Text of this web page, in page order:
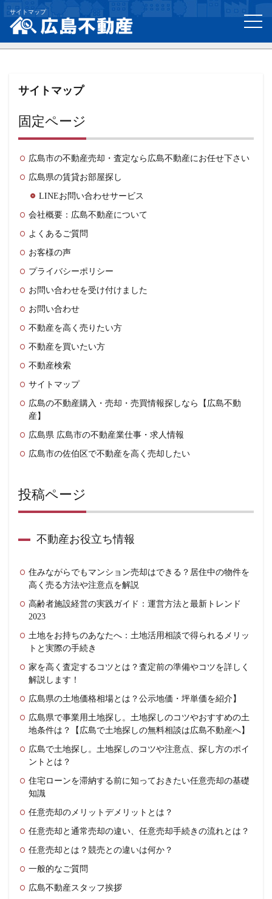
サイトマップ
サイトマップ
固定ページ
広島市の不動産売却・査定なら広島不動産にお任せ下さい
広島県の賃貸お部屋探し
LINEお問い合わせサービス
会社概要：広島不動産について
よくあるご質問
お客様の声
プライバシーポリシー
お問い合わせを受け付けました
お問い合わせ
不動産を高く売りたい方
不動産を買いたい方
不動産検索
サイトマップ
広島の不動産購入・売却・売買情報探しなら【広島不動
産】
広島県 広島市の不動産業仕事・求人情報
広島市の佐伯区で不動産を高く売却したい
投稿ページ
不動産お役立ち情報
住みながらでもマンション売却はできる？居住中の物件を
高く売る方法や注意点を解説
高齢者施設経営の実践ガイド：運営方法と最新トレンド
2023
土地をお持ちのあなたへ：土地活用相談で得られるメリッ
トと実際の手続き
家を高く査定するコツとは？査定前の準備やコツを詳しく
解説します！
広島県の土地価格相場とは？公示地価・坪単価を紹介】
広島県で事業用土地探し。土地探しのコツやおすすめの土
地条件は？【広島で土地探しの無料相談は広島不動産へ】
広島で土地探し。土地探しのコツや注意点、探し方のポイ
ントとは？
住宅ローンを滞納する前に知っておきたい任意売却の基礎
知識
任意売却のメリットデメリットとは？
任意売却と通常売却の違い、任意売却手続きの流れとは？
任意売却とは？競売との違いは何か？
一般的なご質問
広島不動産スタッフ挨拶